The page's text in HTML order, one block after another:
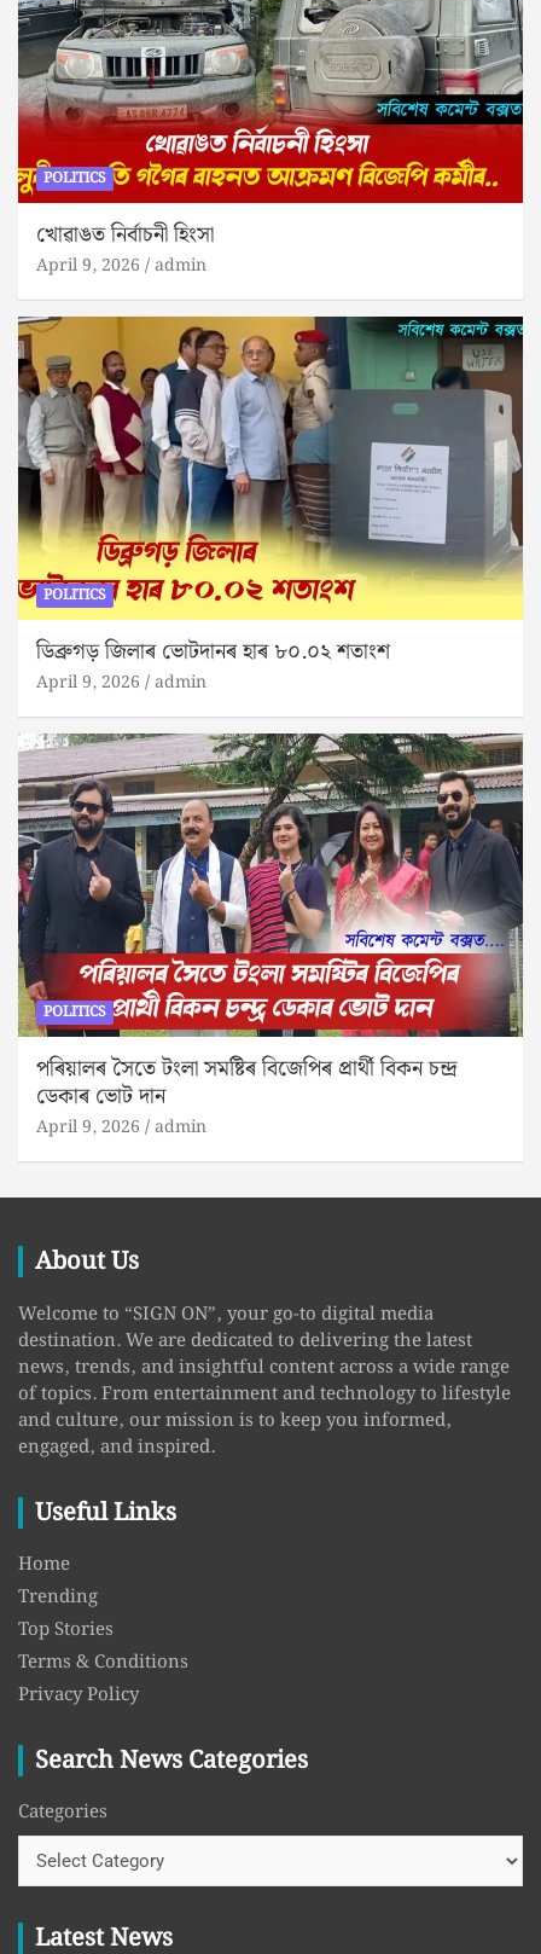
POLITICS
খোৱাঙত নিৰ্বাচনী হিংসা
April 9, 2026 admin
POLITICS
ডিব্ৰুগড় জিলাৰ ভোটদানৰ হাৰ ৮০.০২ শতাংশ
April 9, 2026 admin
POLITICS
পৰিয়ালৰ সৈতে টংলা সমষ্টিৰ বিজেপিৰ প্ৰাৰ্থী বিকন চন্দ্ৰ
ডেকাৰ ভোট দান
April 9, 2026 admin
About Us
Welcome to “SIGN ON”, your go-to digital media
destination. We are dedicated to delivering the latest
news, trends, and insightful content across a wide range
of topics. From entertainment and technology to lifestyle
and culture, our mission is to keep you informed,
engaged, and inspired.
Useful Links
Home
Trending
Top Stories
Terms & Conditions
Privacy Policy
Search News Categories
Categories
Latest News